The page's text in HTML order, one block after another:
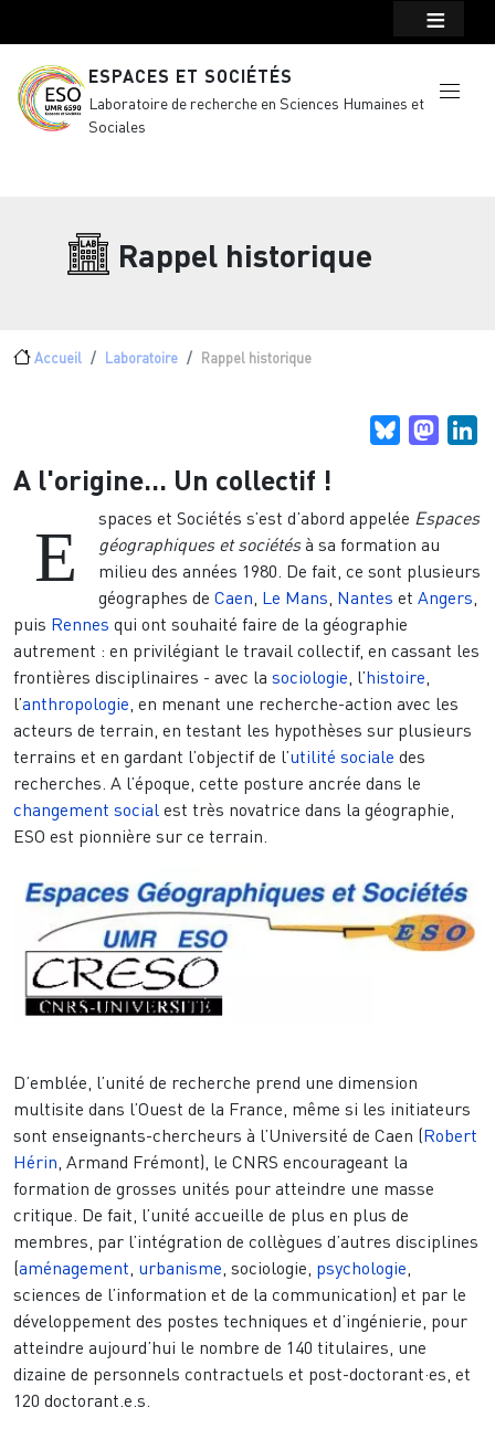
ESPACES ET SOCIÉTÉS
Laboratoire de recherche en Sciences Humaines et
Sociales
Rappel historique
Fil d'Ariane
Accueil Laboratoire Rappel historique
Bluesky
A l'origine... Un collectif !
E spaces et Sociétés s’est d’abord appelée Espaces
géographiques et sociétésà sa formation au
milieu des années 1980. De fait, ce sont plusieurs
géographes deCaen, Le Mans, Nantes etAngers,
puis Rennes qui ont souhaité faire de la géographie
autrement : en privilégiant le travail collectif, en cassant les
frontières disciplinaires - avec la sociologie, l’histoire,
l’anthropologie, en menant une recherche-action avec les
acteurs de terrain, en testant les hypothèses sur plusieurs
terrains et en gardant l’objectif de l’utilité sociale des
recherches. A l’époque, cette posture ancrée dans le
changement social est très novatrice dans la géographie,
ESO est pionnière sur ce terrain.
D’emblée, l’unité de recherche prend une dimension
multisite dans l’Ouest de la France, même si les initiateurs
sont enseignants-chercheurs à l’Université de Caen (Robert
Hérin, Armand Frémont), le CNRS encourageant la
formation de grosses unités pour atteindre une masse
critique. De fait, l’unité accueille de plus en plus de
membres, par l’intégration de collègues d’autres disciplines
(aménagement, urbanisme, sociologie, psychologie,
sciences de l’information et de la communication) et par le
développement des postes techniques et d’ingénierie, pour
atteindre aujourd’hui le nombre de 140 titulaires, une
dizaine de personnels contractuels et post-doctorant·es, et
120 doctorant.e.s.